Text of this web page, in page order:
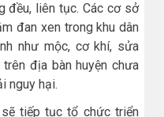
đều, liên tục. Các cơ sở
đan xen trong khu dân
như mộc, cơ khí, sửa
địa bàn huyện chưa
nguy hại.
sẽ tiếp tục tổ chức triển